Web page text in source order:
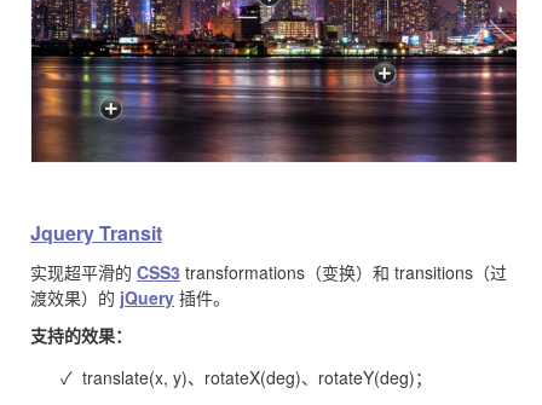
Jquery Transit
实现超平滑的 CSS3 transformations（变换）和 transitions（过
渡效果）的 jQuery 插件。
支持的效果：
✓ translate(x, y)、rotateX(deg)、rotateY(deg)；